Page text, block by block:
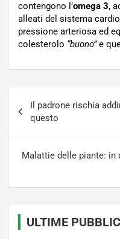
contengono l’omega 3,
alleati del sistema
pressione arteriosa ed
colesterolo “buono”e
articoli
Il padrone rischia
questo
Malattie delle piante:
ULTIME